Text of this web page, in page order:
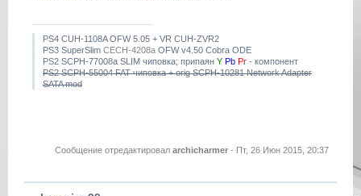
PS4 CUH-1108A OFW 5.05 + VR CUH-ZVR2
PS3 SuperSlim CECH-4208a OFW v4.50 Cobra ODE
PS2 SCPH-77008a SLIM чиповка; припаян Y Pb Pr - компонент
PS2 SCPH-55004 FAT чиповка + orig SCPH-10281 Network Adapter
SATA mod
Сообщение отредактировал archicharmer - Пт, 26 Июн 2015, 20:37